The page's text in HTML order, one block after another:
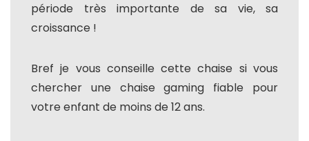
période très importante de sa vie, sa
croissance !
Bref je vous conseille cette chaise si vous
chercher une chaise gaming fiable pour
votre enfant de moins de 12 ans.